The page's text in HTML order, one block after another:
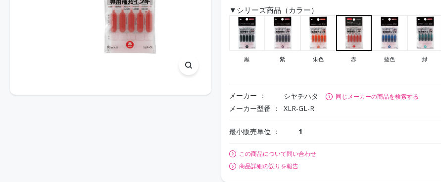
▼シリーズ商品（カラー）
黒 紫 朱色 赤 藍色 緑
メーカー シヤチハタ 同じメーカーの商品を検索する
メーカー型番 XLR-GL-R
最小販売単位 1
この商品について問い合わせ
商品詳細の誤りを報告